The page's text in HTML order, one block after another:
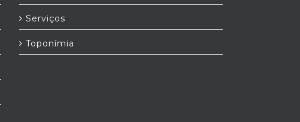
Serviços
Toponímia